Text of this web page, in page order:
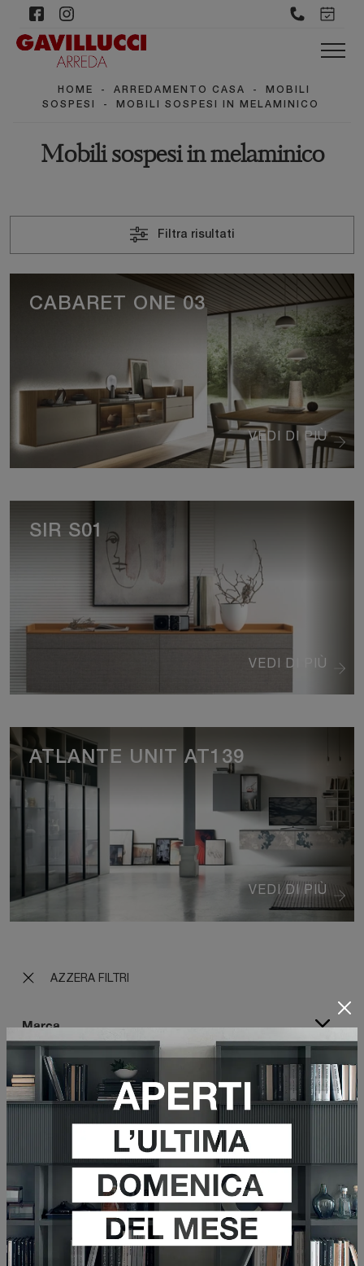
HOME - ARREDAMENTO CASA -
MOBILI
SOSPESI
- MOBILI SOSPESI IN MELAMINICO
Mobili sospesi in melaminico
AZZERA FILTRI
Marca
Materiale
I più visti a :
Filtra risultati
VEDI DI PIÙ
CABARET ONE 03
VEDI DI PIÙ
SIR S01
VEDI DI PIÙ
ATLANTE UNIT AT139